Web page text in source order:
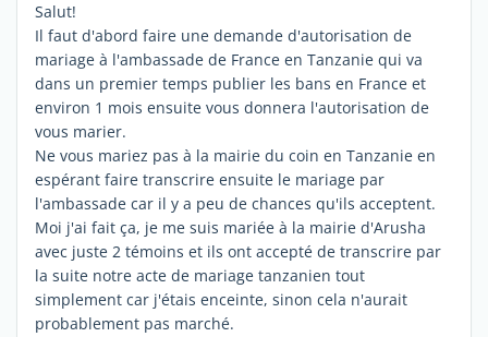
Salut!
Il faut d'abord faire une demande d'autorisation de
mariage à l'ambassade de France en Tanzanie qui va
dans un premier temps publier les bans en France et
environ 1 mois ensuite vous donnera l'autorisation de
vous marier.
Ne vous mariez pas à la mairie du coin en Tanzanie en
espérant faire transcrire ensuite le mariage par
l'ambassade car il y a peu de chances qu'ils acceptent.
Moi j'ai fait ça, je me suis mariée à la mairie d'Arusha
avec juste 2 témoins et ils ont accepté de transcrire par
la suite notre acte de mariage tanzanien tout
simplement car j'étais enceinte, sinon cela n'aurait
probablement pas marché.